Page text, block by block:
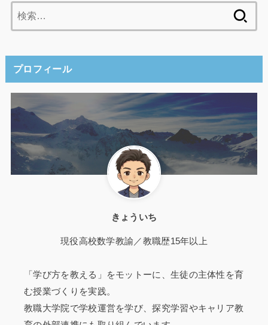
索:
プロフィール
きょういち
現役高校数学教諭／教職歴15年以上
「学び方を教える」をモットーに、生徒の主体性を育
む授業づくりを実践。
教職大学院で学校運営を学び、探究学習やキャリア教